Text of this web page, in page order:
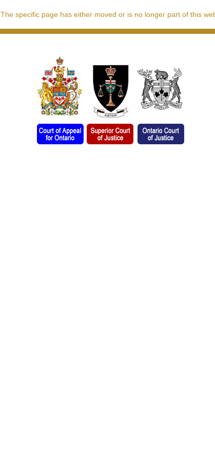
The specific page has either moved or is no longer part of this